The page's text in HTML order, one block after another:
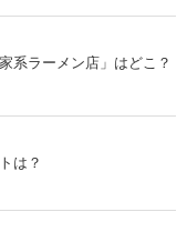
系ラーメン店」はどこ？
は？